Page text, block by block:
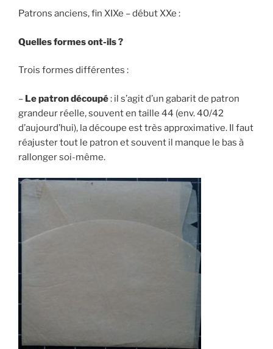
Patrons anciens, fin XIXe – début XXe :
Quelles formes ont-ils ?
Trois formes différentes :
– Le patron découpé: il s’agit d’un gabarit de patron
grandeur réelle, souvent en taille 44 (env. 40/42
d’aujourd’hui), la découpe est très approximative. Il faut
réajuster tout le patron et souvent il manque le bas à
rallonger soi-même.